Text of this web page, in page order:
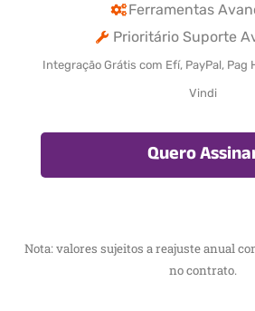
Ferramentas
Prioritário Suporte
Integração Grátis com Efí, PayPal, Pag
Vindi
Quero
Nota: valores sujeitos a reajuste anual
no contrato.